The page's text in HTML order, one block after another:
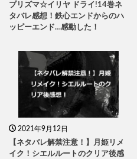
プリズマ☆イリヤ ドライ!14巻ネ
タバレ感想！鉄心エンドからのハ
ッピーエンド…感動した！
2021年9月12日
【ネタバレ解禁注意！】月姫リメ
イク！シエルルートのクリア後感